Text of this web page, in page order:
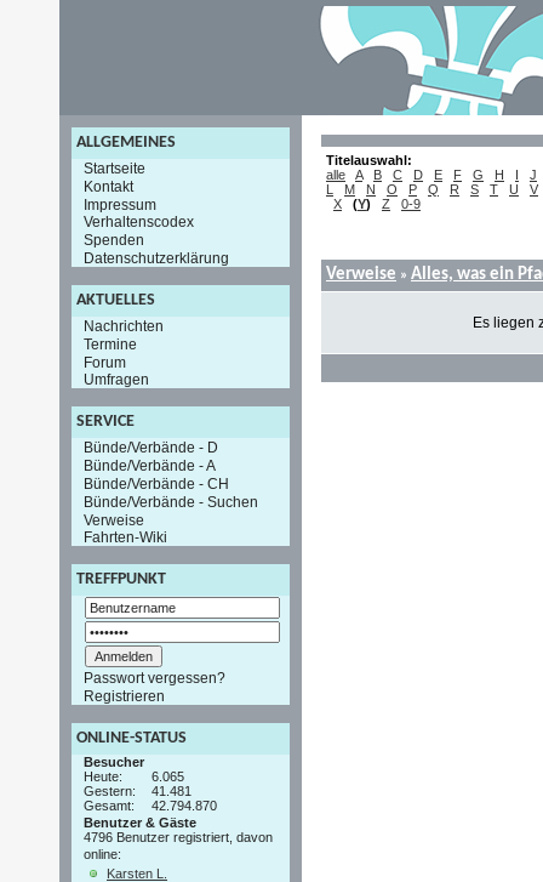
ALLGEMEINES
Startseite
Kontakt
Impressum
Verhaltenscodex
Spenden
Datenschutzerklärung
AKTUELLES
Nachrichten
Termine
Forum
Umfragen
SERVICE
Bünde/Verbände - D
Bünde/Verbände - A
Bünde/Verbände - CH
Bünde/Verbände - Suchen
Verweise
Fahrten-Wiki
TREFFPUNKT
Passwort vergessen?
Registrieren
ONLINE-STATUS
Besucher
Heute:
6.065
Gestern:
41.481
Gesamt:
42.794.870
Benutzer & Gäste
4796 Benutzer registriert, davon
online:
Karsten L.
Titelauswahl:
alle
A B C D E F G H I
J
L
M N O P Q R S T U
V
X
(Y) Z 0-9
Verweise » Alles, was ein
Es liegen